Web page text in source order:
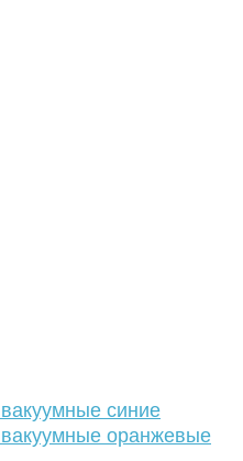
синие
оранжевые